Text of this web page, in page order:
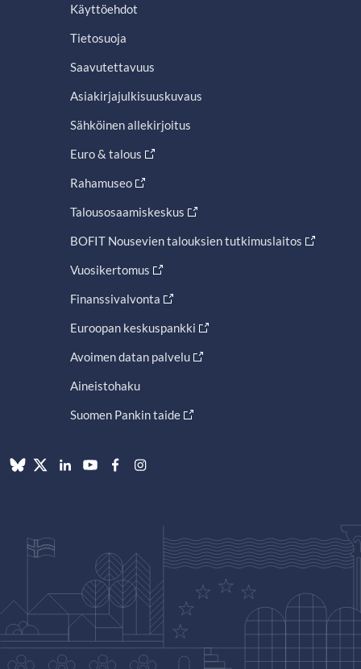
Käyttöehdot
Tietosuoja
Saavutettavuus
Asiakirjajulkisuuskuvaus
Sähköinen allekirjoitus
Euro & talous
Rahamuseo
Talousosaamiskeskus
BOFIT Nousevien talouksien tutkimuslaitos
Vuosikertomus
Finanssivalvonta
Euroopan keskuspankki
Avoimen datan palvelu
Aineistohaku
Suomen Pankin taide